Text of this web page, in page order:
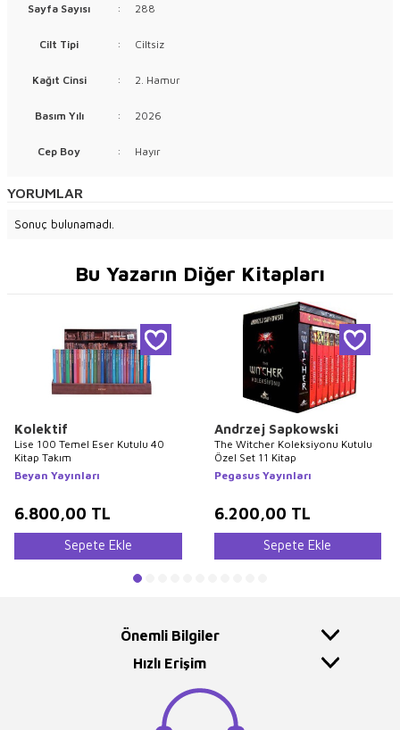
Sayfa Sayısı : 288
Cilt Tipi : Ciltsiz
Kağıt Cinsi : 2. Hamur
Basım Yılı : 2026
Cep Boy : Hayır
YORUMLAR
Sonuç bulunamadı.
Bu Yazarın Diğer Kitapları
Kolektif
Lise 100 Temel Eser Kutulu 40
Kitap Takım
Beyan Yayınları
6.800,00 TL
Sepete Ekle
Andrzej Sapkowski
The Witcher Koleksiyonu Kutulu
Özel Set 11 Kitap
Pegasus Yayınları
6.200,00 TL
Sepete Ekle
Önemli Bilgiler
Hızlı Erişim